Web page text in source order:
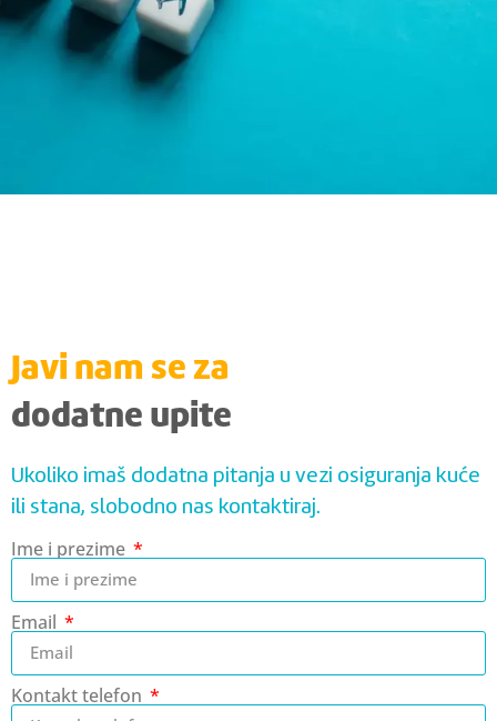
Javi nam se za
dodatne upite
Ukoliko imaš dodatna pitanja u vezi osiguranja kuće
ili stana, slobodno nas kontaktiraj.
Ime i prezime
Email
Kontakt telefon